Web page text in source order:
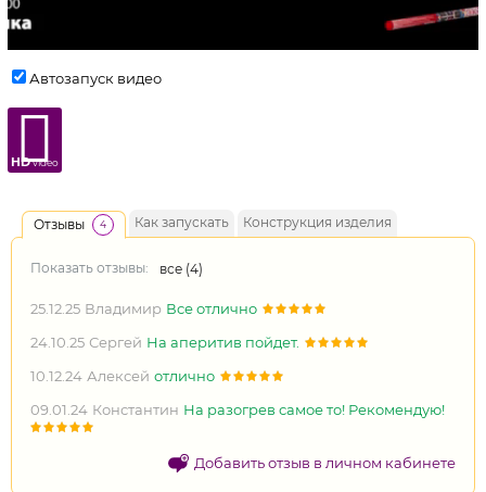
Автозапуск видео
HDvideo
Отзывы 4 Как запускать Конструкция изделия
Показать отзывы: все (4)
25.12.25 Владимир Все отлично
24.10.25 Сергей На аперитив пойдет.
10.12.24 Алексей отлично
09.01.24 Константин На разогрев самое то! Рекомендую!
Добавить отзыв в личном кабинете